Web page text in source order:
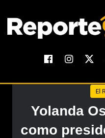
El
Yolanda
como